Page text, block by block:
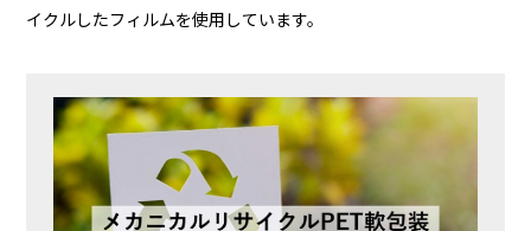
イクルしたフィルムを使用しています。